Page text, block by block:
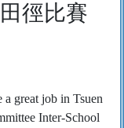
徑比賽
a great job in Tsuen
Inter-School